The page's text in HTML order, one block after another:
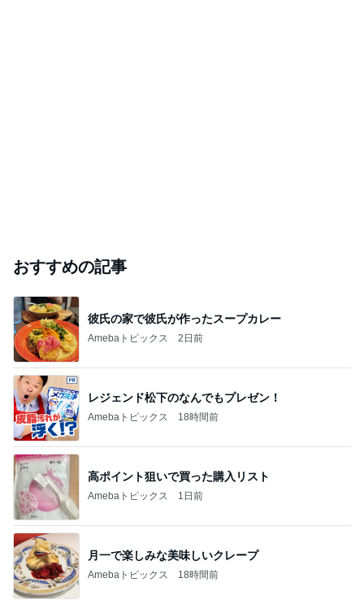
おすすめの記事
彼氏の家で彼氏が作ったスープカレー
Amebaトピックス 2日前
レジェンド松下のなんでもプレゼン！
Amebaトピックス 18時間前
高ポイント狙いで買った購入リスト
Amebaトピックス 1日前
月一で楽しみな美味しいクレープ
Amebaトピックス 18時間前